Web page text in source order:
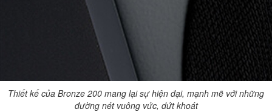
Thiết kế của Bronze 200 mang lại sự hiện đại, mạnh mẽ với những
đường nét vuông vức, dứt khoát